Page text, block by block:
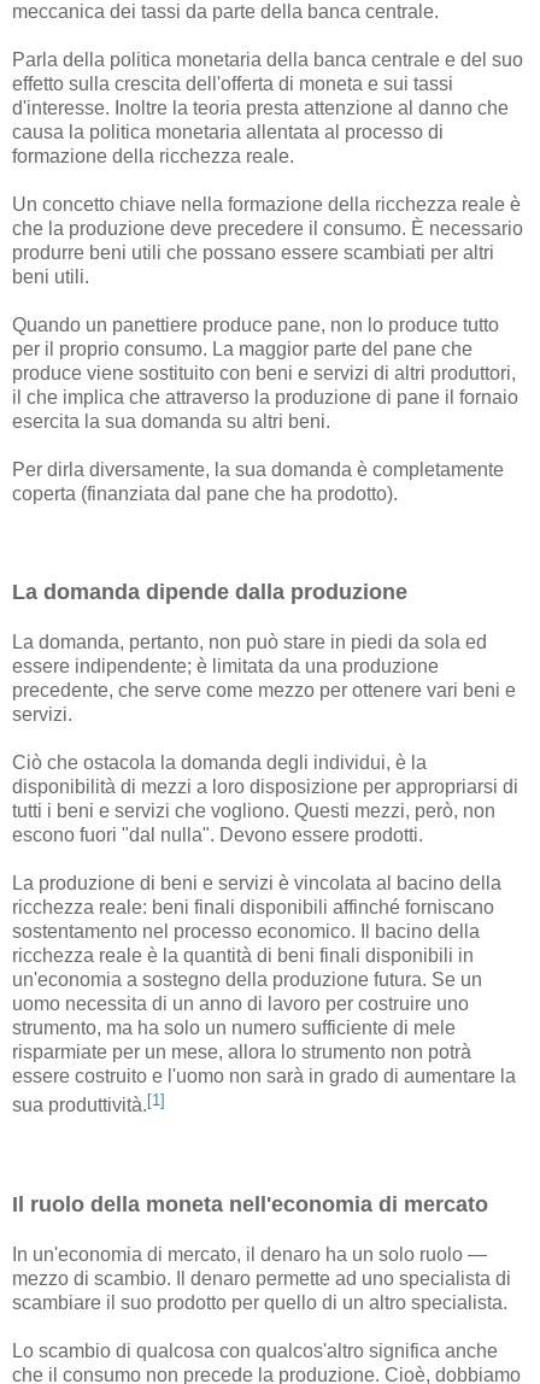
meccanica dei tassi da parte della banca centrale.
Parla della politica monetaria della banca centrale e del suo
effetto sulla crescita dell'offerta di moneta e sui tassi
d'interesse. Inoltre la teoria presta attenzione al danno che
causa la politica monetaria allentata al processo di
formazione della ricchezza reale.
Un concetto chiave nella formazione della ricchezza reale è
che la produzione deve precedere il consumo. È necessario
produrre beni utili che possano essere scambiati per altri
beni utili.
Quando un panettiere produce pane, non lo produce tutto
per il proprio consumo. La maggior parte del pane che
produce viene sostituito con beni e servizi di altri produttori,
il che implica che attraverso la produzione di pane il fornaio
esercita la sua domanda su altri beni.
Per dirla diversamente, la sua domanda è completamente
coperta (finanziata dal pane che ha prodotto).
La domanda dipende dalla produzione
La domanda, pertanto, non può stare in piedi da sola ed
essere indipendente; è limitata da una produzione
precedente, che serve come mezzo per ottenere vari beni e
servizi.
Ciò che ostacola la domanda degli individui, è la
disponibilità di mezzi a loro disposizione per appropriarsi di
tutti i beni e servizi che vogliono. Questi mezzi, però, non
escono fuori "dal nulla". Devono essere prodotti.
La produzione di beni e servizi è vincolata al bacino della
ricchezza reale: beni finali disponibili affinché forniscano
sostentamento nel processo economico. Il bacino della
ricchezza reale è la quantità di beni finali disponibili in
un'economia a sostegno della produzione futura. Se un
uomo necessita di un anno di lavoro per costruire uno
strumento, ma ha solo un numero sufficiente di mele
risparmiate per un mese, allora lo strumento non potrà
essere costruito e l'uomo non sarà in grado di aumentare la
sua produttività.[1]
Il ruolo della moneta nell'economia di mercato
In un'economia di mercato, il denaro ha un solo ruolo —
mezzo di scambio. Il denaro permette ad uno specialista di
scambiare il suo prodotto per quello di un altro specialista.
Lo scambio di qualcosa con qualcos'altro significa anche
che il consumo non precede la produzione. Cioè, dobbiamo